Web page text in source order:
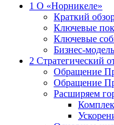
1 О «Норникеле»
Краткий
Ключевые
Ключевые
Бизнес-модель
2 Стратегический
Обращение
Обращение
Расширяем